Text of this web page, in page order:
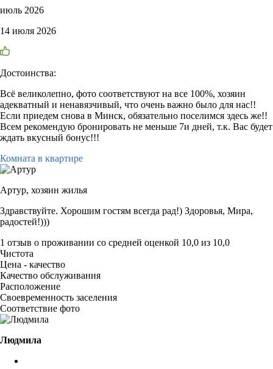
июль 2026
14 июля 2026
Достоинства:
Всё великолепно, фото соответствуют на все 100%, хозяин
адекватный и ненавязчивый, что очень важно было для нас!!
Если приедем снова в Минск, обязательно поселимся здесь же!!
Всем рекомендую бронировать не меньше 7и дней, т.к. Вас будет
ждать вкусный бонус!!!
Комната в квартире
Артур, хозяин жилья
Здравствуйте. Хорошим гостям всегда рад!) Здоровья, Мира,
радостей!)))
1 отзыв о проживании со средней оценкой 10,0 из 10,0
Чистота
Цена - качество
Качество обслуживания
Расположение
Своевременность заселения
Соответствие фото
Людмила